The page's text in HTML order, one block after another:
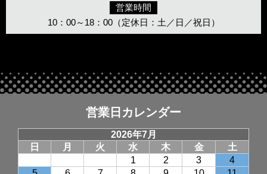
営業時間
10：00～18：00（定休日：土／日／祝日）
営業日カレンダー